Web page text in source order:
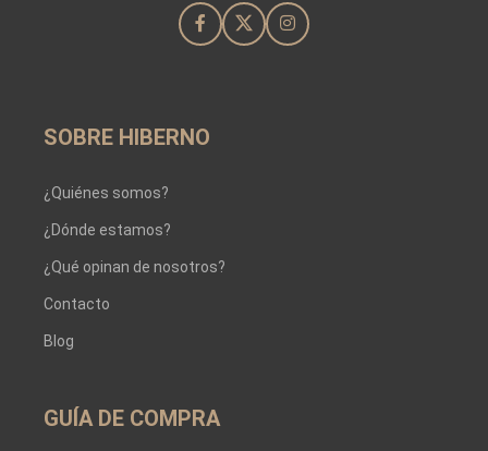
SOBRE HIBERNO
¿Quiénes somos?
¿Dónde estamos?
¿Qué opinan de nosotros?
Contacto
Blog
GUÍA DE COMPRA